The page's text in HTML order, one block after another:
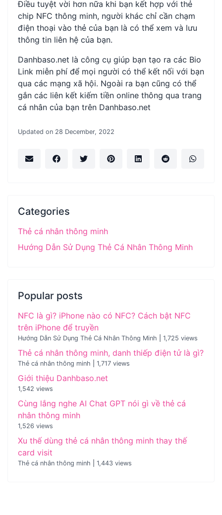
Điều tuyệt vời hơn nữa khi bạn kết hợp với thẻ
chip NFC thông minh, người khác chỉ cần chạm
điện thoại vào thẻ của bạn là có thể xem và lưu
thông tin liên hệ của bạn.
Danhbaso.net là công cụ giúp bạn tạo ra các Bio
Link miễn phí để mọi người có thể kết nối với bạn
qua các mạng xã hội. Ngoài ra bạn cũng có thể
gắn các liên kết kiếm tiền online thông qua trang
cá nhân của bạn trên Danhbaso.net
Updated on 28 December, 2022
Categories
Thẻ cá nhân thông minh
Hướng Dẫn Sử Dụng Thẻ Cá Nhân Thông Minh
Popular posts
NFC là gì? iPhone nào có NFC? Cách bật NFC
trên iPhone để truyền
Hướng Dẫn Sử Dụng Thẻ Cá Nhân Thông Minh 1,725 views
Thẻ cá nhân thông minh, danh thiếp điện tử là gì?
Thẻ cá nhân thông minh 1,717 views
Giới thiệu Danhbaso.net
1,542 views
Cùng lắng nghe AI Chat GPT nói gì về thẻ cá
nhân thông minh
1,526 views
Xu thế dùng thẻ cá nhân thông minh thay thế
card visit
Thẻ cá nhân thông minh 1,443 views